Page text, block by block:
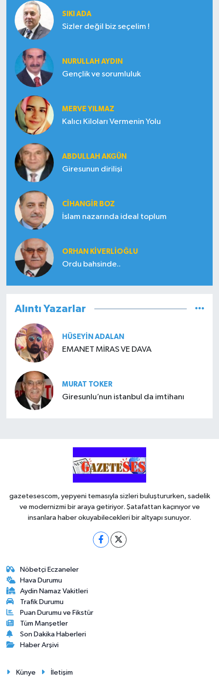
SIKI ADA
Sizler değil biz seçelim !
NURULLAH AYDIN
Gençlik ve sorumluluk
MERVE YILMAZ
Kalıcı Kiloları Vermenin Yolu
ABDULLAH AKGÜN
Giresunun dirilişi
CIHANGIR BOZ
İslam nazarında ideal toplum
ORHAN KIVERLIOĞLU
Ordu bahsinde..
Alıntı Yazarlar
HÜSEYIN ADALAN
EMANET MİRAS VE DAVA
MURAT TOKER
Giresunlu’nun istanbul da imtihanı
gazetesescom, yepyeni temasıyla sizleri buluştururken, sadelik
ve modernizmi bir araya getiriyor. Şatafattan kaçınıyor ve
insanlara haber okuyabilecekleri bir altyapı sunuyor.
Nöbetçi Eczaneler
Hava Durumu
Aydin Namaz Vakitleri
Trafik Durumu
Puan Durumu ve Fikstür
Tüm Manşetler
Son Dakika Haberleri
Haber Arşivi
Künye İletişim